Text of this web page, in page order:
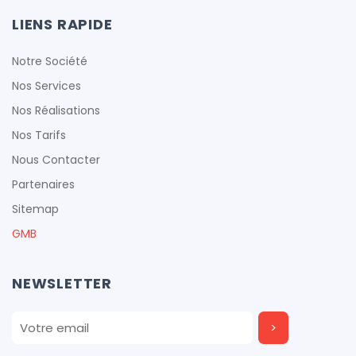
LIENS RAPIDE
Notre Société
Nos Services
Nos Réalisations
Nos Tarifs
Nous Contacter
Partenaires
Sitemap
GMB
NEWSLETTER